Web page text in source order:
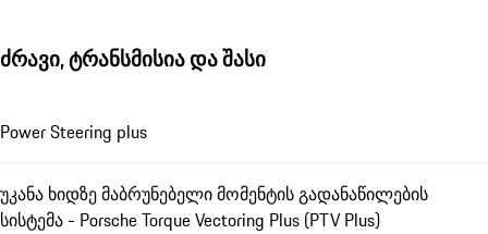
ძრავი, ტრანსმისია და შასი
Power Steering plus
უკანა ხიდზე მაბრუნებელი მომენტის გადანაწილების
სისტემა - Porsche Torque Vectoring Plus (PTV Plus)